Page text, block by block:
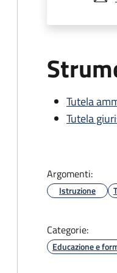
Tutela
Tutela
Argomenti:
Istruzione
Categorie:
Educazione e